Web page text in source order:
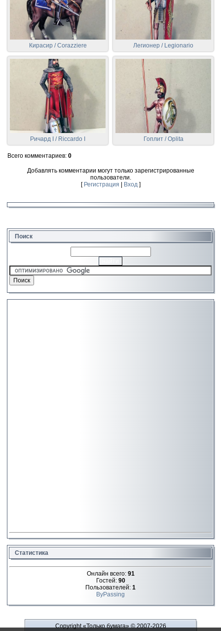
Кирасир / Corazziere Легионер / Legionario
Ричард I / Riccardo I Гоплит / Oplita
Всего комментариев: 0
Добавлять комментарии могут только зарегистрированные
пользователи.
[ Регистрация Вход]
Поиск
Статистика
Онлайн всего: 91
Гостей: 90
Пользователей: 1
ByPassing
Copyright «Только бумага»© 2007-2026